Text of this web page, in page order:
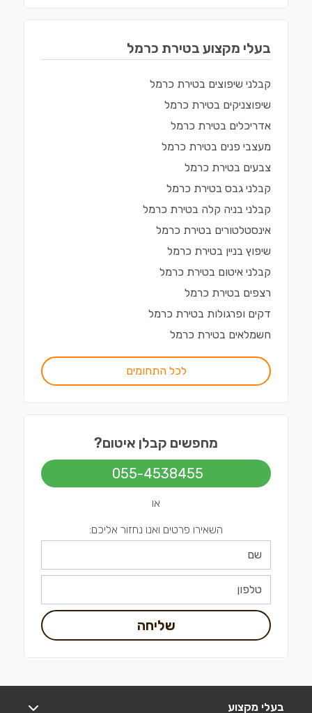
בעלי מקצוע בטירת כרמל
קבלני שיפוצים בטירת כרמל
שיפוצניקים בטירת כרמל
אדריכלים בטירת כרמל
מעצבי פנים בטירת כרמל
צבעים בטירת כרמל
קבלני גבס בטירת כרמל
קבלני בניה קלה בטירת כרמל
אינסטלטורים בטירת כרמל
שיפוץ בניין בטירת כרמל
קבלני איטום בטירת כרמל
רצפים בטירת כרמל
דקים ופרגולות בטירת כרמל
חשמלאים בטירת כרמל
לכל התחומים
מחפשים קבלן איטום?
055-4538455
או
השאירו פרטים ואנו נחזור אליכם:
שליחה
בעלי מקצוע